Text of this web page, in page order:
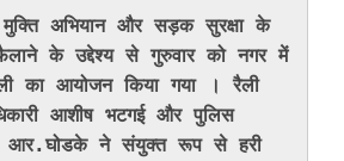
के उद्देश्य से गुरुवार को नगर में
का आयोजन किया गया । रैली
आशीष भटगई और पुलिस
आर.घोडके ने संयुक्त रूप से हरी